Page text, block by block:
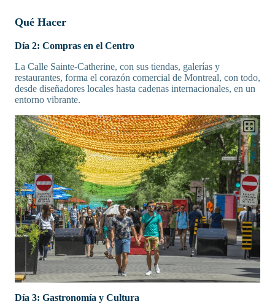
Qué Hacer
Día 2: Compras en el Centro
La Calle Sainte-Catherine, con sus tiendas, galerías y
restaurantes, forma el corazón comercial de Montreal, con todo,
desde diseñadores locales hasta cadenas internacionales, en un
entorno vibrante.
Día 3: Gastronomía y Cultura